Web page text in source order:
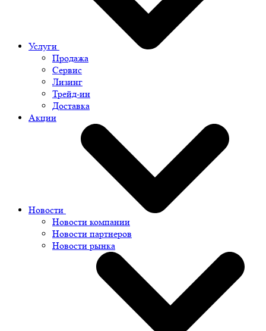
Услуги
Продажа
Сервис
Лизинг
Трейд-ин
Доставка
Акции
Новости
Новости компании
Новости партнеров
Новости рынка